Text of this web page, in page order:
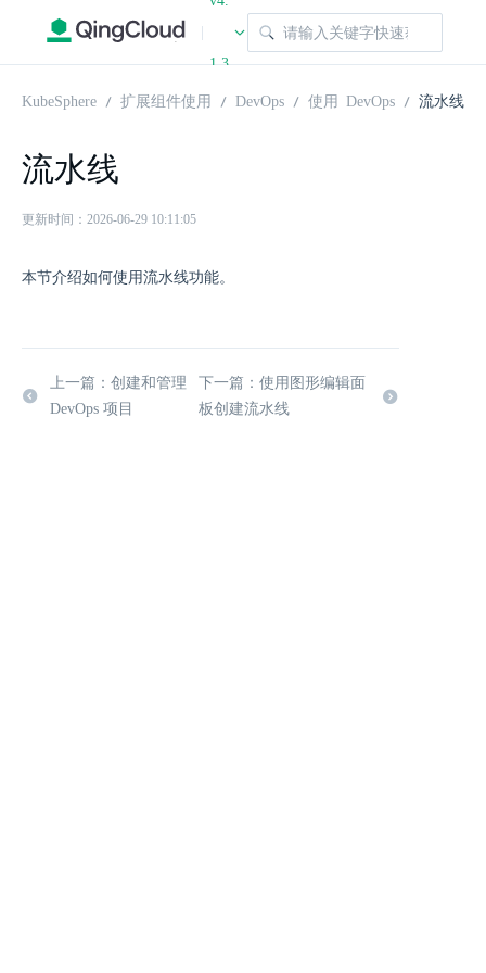
|
1.3
KubeSphere 扩展组件使用 DevOps 使用 DevOps 流水线
流水线
更新时间：2026-06-29 10:11:05
本节介绍如何使用流水线功能。
上一篇：创建和管理
DevOps 项目
下一篇：使用图形编辑面
板创建流水线